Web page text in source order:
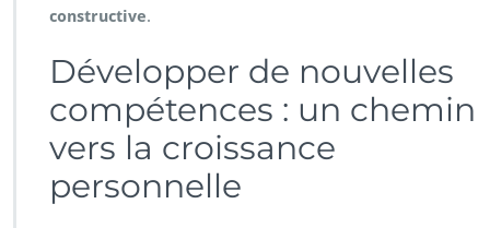
constructive.
Développer de nouvelles
compétences : un chemin
vers la croissance
personnelle